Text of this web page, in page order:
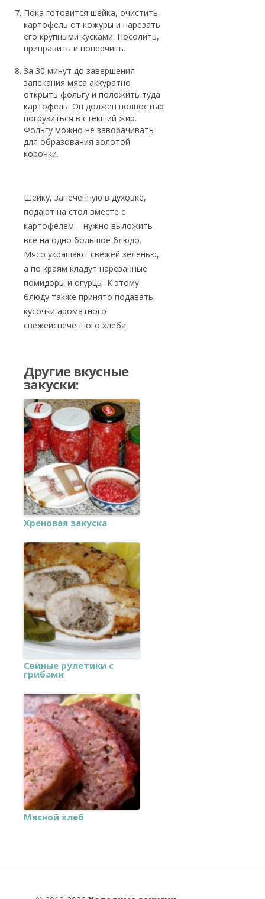
Пока готовится шейка, очистить
картофель от кожуры и нарезать
его крупными кусками. Посолить,
приправить и поперчить.
За 30 минут до завершения
запекания мяса аккуратно
открыть фольгу и положить туда
картофель. Он должен полностью
погрузиться в стекший жир.
Фольгу можно не заворачивать
для образования золотой
корочки.
Шейку, запеченную в духовке,
подают на стол вместе с
картофелем – нужно выложить
все на одно большое блюдо.
Мясо украшают свежей зеленью,
а по краям кладут нарезанные
помидоры и огурцы. К этому
блюду также принято подавать
кусочки ароматного
свежеиспеченного хлеба.
Другие вкусные
закуски:
Хреновая закуска
Свиные рулетики с
грибами
Мясной хлеб